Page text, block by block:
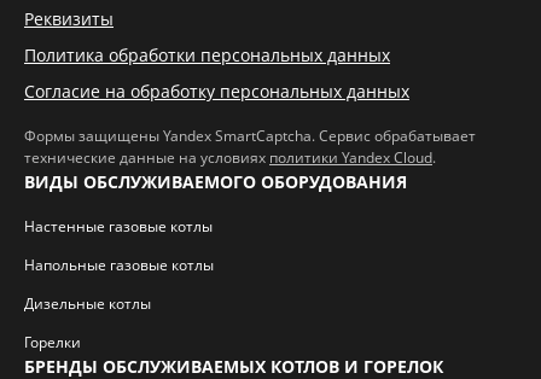
Реквизиты
Политика обработки персональных данных
Согласие на обработку персональных данных
Формы защищены Yandex SmartCaptcha. Сервис обрабатывает
технические данные на условиях политики Yandex Cloud.
ВИДЫ ОБСЛУЖИВАЕМОГО ОБОРУДОВАНИЯ
Настенные газовые котлы
Напольные газовые котлы
Дизельные котлы
Горелки
БРЕНДЫ ОБСЛУЖИВАЕМЫХ КОТЛОВ И ГОРЕЛОК